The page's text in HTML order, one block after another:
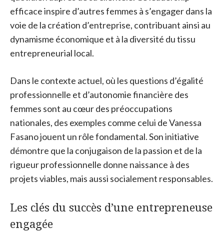
efficace inspire d’autres femmes à s’engager dans la
voie de la création d’entreprise, contribuant ainsi au
dynamisme économique et à la diversité du tissu
entrepreneurial local.
Dans le contexte actuel, où les questions d’égalité
professionnelle et d’autonomie financière des
femmes sont au cœur des préoccupations
nationales, des exemples comme celui de Vanessa
Fasano jouent un rôle fondamental. Son initiative
démontre que la conjugaison de la passion et de la
rigueur professionnelle donne naissance à des
projets viables, mais aussi socialement responsables.
Les clés du succès d’une entrepreneuse
engagée